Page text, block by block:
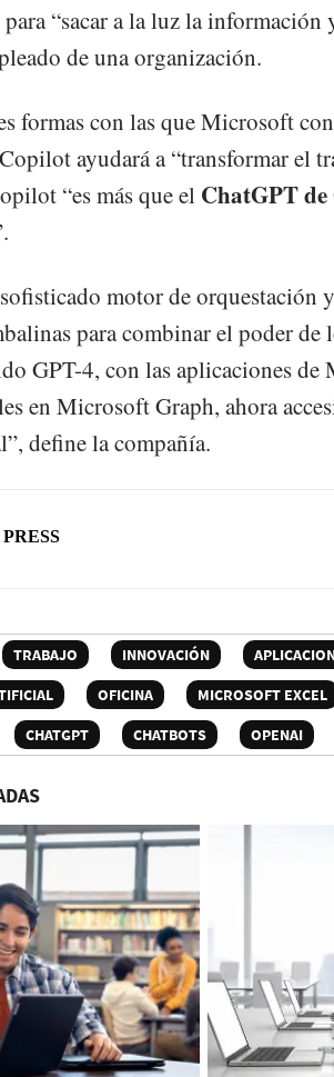
“sacar a la luz la
de una organización.
formas con las que Microsoft
ayudará a “transformar el
“es más que el ChatGPT
motor de orquestación
para combinar el poder de
GPT-4, con las aplicaciones
en Microsoft Graph, ahora
define la compañía.
TRABAJO INNOVACIÓN
OFICINA MICROSOFT EXCEL
CHATGPT CHATBOTS OPENAI